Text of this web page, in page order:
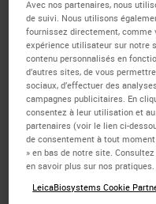
Envoyez-nous
formulaire ci-
vous aider à
marche
informations
l’assistance
Avec nos partenaires, nous
de suivi. Nous utilisons
fournissez directement, comme
expérience utilisateur sur notre
contenu personnalisés en
d’autres sites, de vous
sociaux, d’effectuer des
campagnes publicitaires. En
consentez à leur utilisation et
partenaires (voir le lien ci-
de consentement à tout
» en bas de notre site.
en savoir plus sur nos pratiques.
LeicaBiosystems Cookie